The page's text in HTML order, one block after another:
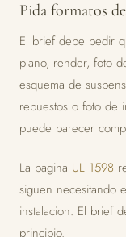
Pida formatos
El brief debe pedir
plano, render, foto
esquema de
repuestos o foto de
puede parecer
La pagina UL 1598
siguen necesitando
instalacion. El brief
principio.